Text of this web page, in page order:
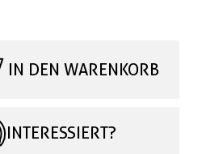
IN DEN WARENKORB
INTERESSIERT?